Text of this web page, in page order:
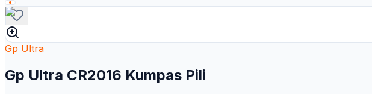
Gp Ultra
Gp Ultra CR2016 Kumpas Pili